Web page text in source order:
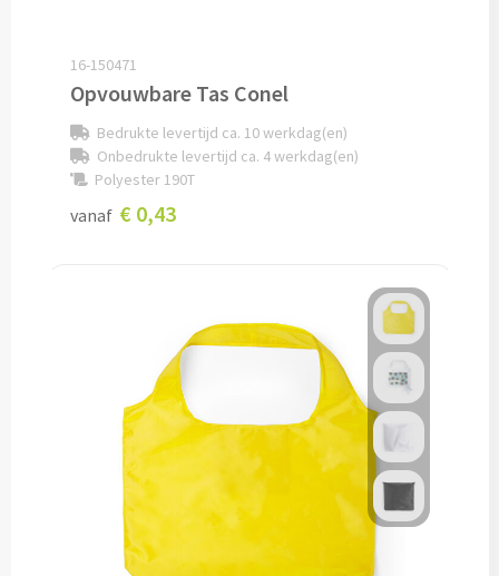
Custom made webcam covers
Custom made USB sticks
USB sticks bedrukken
USB creditcard bedrukken
USB hout, bamboe & karton bedrukken
Alle gadgets
16-150471
Opvouwbare Tas Conel
Bedrukte levertijd ca. 10 werkdag(en)
Onbedrukte levertijd ca. 4 werkdag(en)
Polyester 190T
vanaf € 0,43